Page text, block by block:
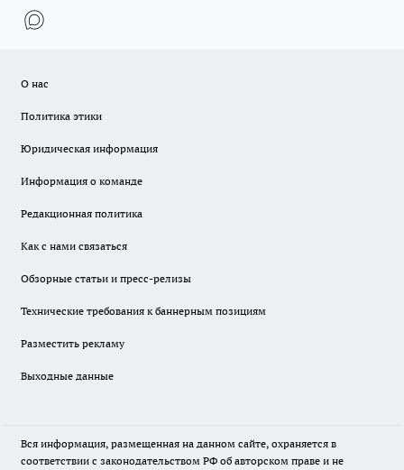
О нас
Политика этики
Юридическая информация
Информация о команде
Редакционная политика
Как с нами связаться
Обзорные статьи и пресс-релизы
Технические требования к баннерным позициям
Разместить рекламу
Выходные данные
Вся информация, размещенная на данном сайте, охраняется в
соответствии с законодательством РФ об авторском праве и не